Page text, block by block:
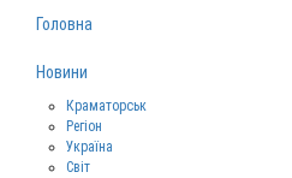
Головна
Новини
Краматорськ
Регіон
Україна
Світ